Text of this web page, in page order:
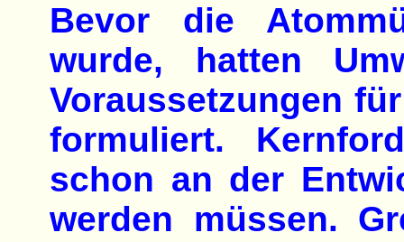
Bevor die
wurde, hatten
Voraussetzungen
formuliert.
schon an der
werden müssen.